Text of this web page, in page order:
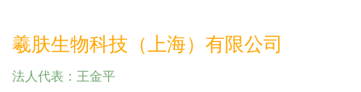
羲肤生物科技（上海）有限公司
法人代表： 王金平